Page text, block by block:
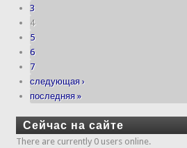
3
4
5
6
7
следующая ›
последняя »
Сейчас на сайте
There are currently 0 users online.